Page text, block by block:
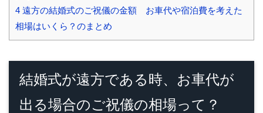
4 遠方の結婚式のご祝儀の金額 お車代や宿泊費を考えた
相場はいくら？のまとめ
結婚式が遠方である時、お車代が
出る場合のご祝儀の相場って？